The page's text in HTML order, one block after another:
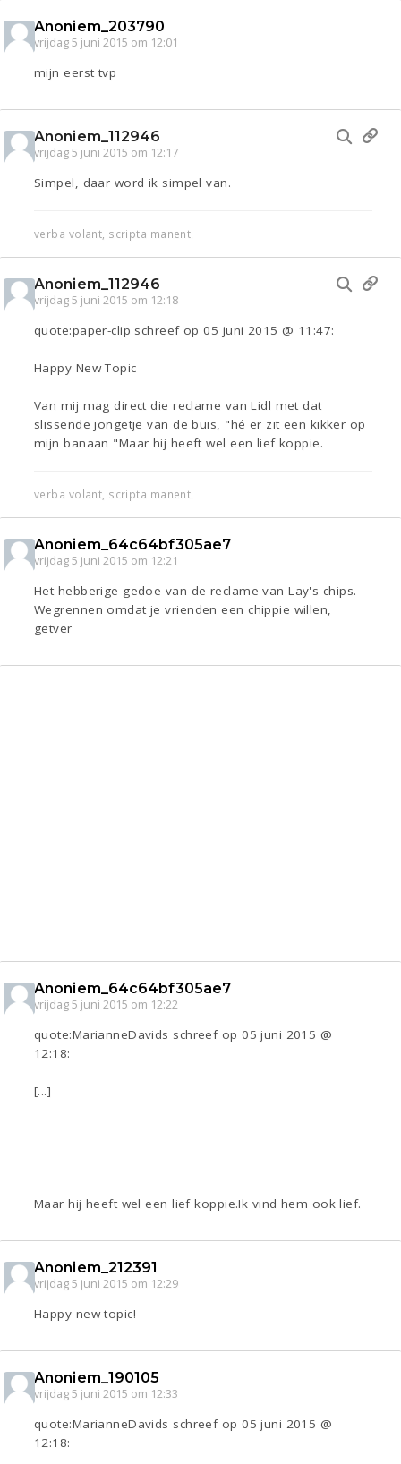
Anoniem_203790
vrijdag 5 juni 2015 om 12:01
mijn eerst tvp
Anoniem_112946
vrijdag 5 juni 2015 om 12:17
Simpel, daar word ik simpel van.
verba volant, scripta manent.
Anoniem_112946
vrijdag 5 juni 2015 om 12:18
quote:paper-clip schreef op 05 juni 2015 @ 11:47:
Happy New Topic
Van mij mag direct die reclame van Lidl met dat
slissende jongetje van de buis, "hé er zit een kikker op
mijn banaan "Maar hij heeft wel een lief koppie.
verba volant, scripta manent.
Anoniem_64c64bf305ae7
vrijdag 5 juni 2015 om 12:21
Het hebberige gedoe van de reclame van Lay's chips.
Wegrennen omdat je vrienden een chippie willen,
getver
Anoniem_64c64bf305ae7
vrijdag 5 juni 2015 om 12:22
quote:MarianneDavids schreef op 05 juni 2015 @
12:18:
[...]
Maar hij heeft wel een lief koppie.Ik vind hem ook lief.
Anoniem_212391
vrijdag 5 juni 2015 om 12:29
Happy new topic!
Anoniem_190105
vrijdag 5 juni 2015 om 12:33
quote:MarianneDavids schreef op 05 juni 2015 @
12:18: